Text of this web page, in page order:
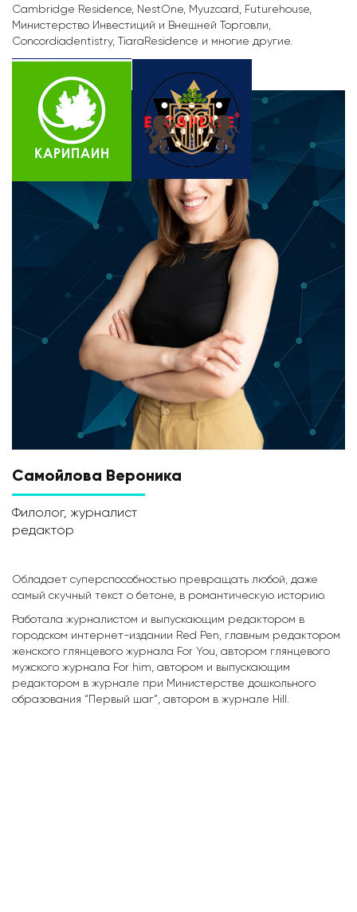
Cambridge Residence, NestOne, Myuzcard, Futurehouse,
Министерство Инвестиций и Внешней Торговли,
Concordiadentistry, TiaraResidence и многие другие.
Самойлова Вероника
Филолог, журналист
редактор
Обладает суперспособностью превращать любой, даже
самый скучный текст о бетоне, в романтическую историю.
Работала журналистом и выпускающим редактором в
городском интернет-издании Red Pen, главным редактором
женского глянцевого журнала For You, автором глянцевого
мужского журнала For him, автором и выпускающим
редактором в журнале при Министерстве дошкольного
образования “Первый шаг”, автором в журнале Hill.